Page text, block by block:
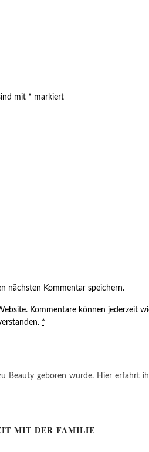
mit * markiert
nächsten Kommentar speichern.
Kommentare können
*
Beauty geboren wurde. Hier erfahrt
MIT DER FAMILIE